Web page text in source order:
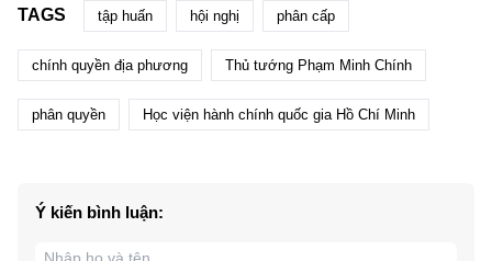
TAGS tập huấn hội nghị phân cấp
chính quyền địa phương Thủ tướng Phạm Minh Chính
phân quyền Học viện hành chính quốc gia Hồ Chí Minh
Ý kiến bình luận: